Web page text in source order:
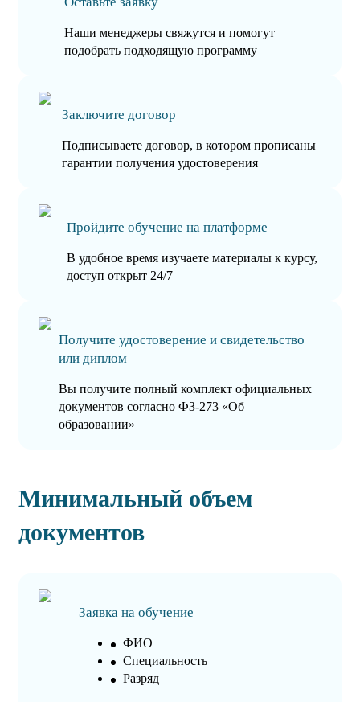
Наши менеджеры свяжутся и помогут
подобрать подходящую программу
Заключите договор
Подписываете договор, в котором прописаны
гарантии получения удостоверения
Пройдите обучение на платформе
В удобное время изучаете материалы к курсу,
доступ открыт 24/7
Получите удостоверение и свидетельство
или диплом
Вы получите полный комплект официальных
документов согласно ФЗ-273 «Об
образовании»
Минимальный объем
документов
Заявка на обучение
ФИО
Специальность
Разряд